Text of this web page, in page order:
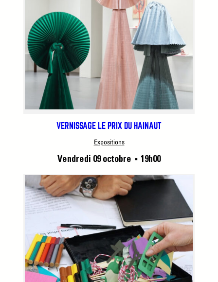
VERNISSAGE LE PRIX DU HAINAUT
Expositions
Vendredi 09 octobre ■ 19h00